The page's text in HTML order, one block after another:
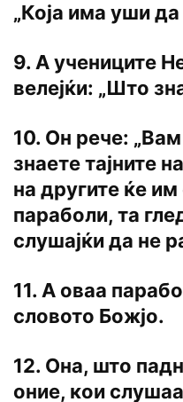
„Која има уши
9. А учениците
велејќи: „Што
10. Он рече:
знаете тајните
на другите ќе
параболи, та
слушајќи да не
11. А оваа
словото Божјо.
12. Она, што
оние, кои